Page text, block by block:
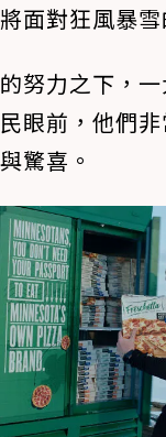
面對狂風暴雪
努力之下，
眼前，他們
驚喜。